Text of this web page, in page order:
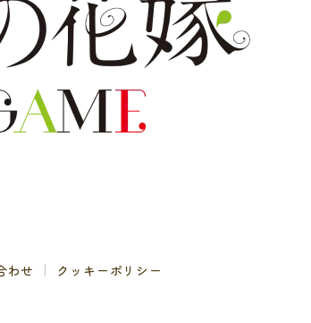
わせ クッキーポリシー